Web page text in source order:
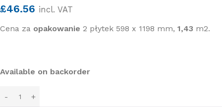
£46.56 incl. VAT
Cena za opakowanie 2 płytek 598 x 1198 mm, 1,43 m2.
Available on backorder